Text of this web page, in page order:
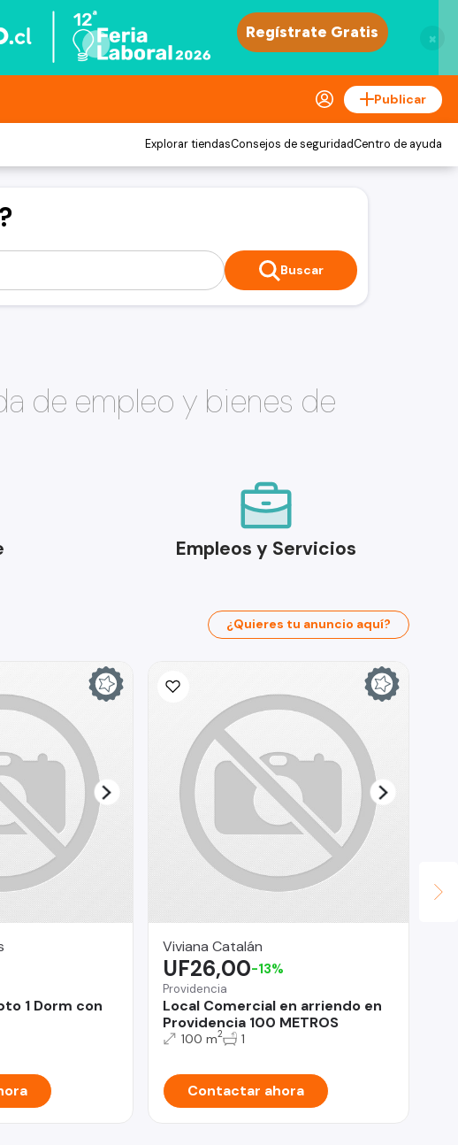
×
Publicar
Explorar tiendasConsejos de seguridadCentro de ayuda
Buscar
de empleo y bienes de
Empleos y Servicios
¿Quieres tu anuncio aquí?
1 Dorm con
Viviana Catalán
Providencia
Local Comercial en arriendo en
Providencia 100 METROS
UF26,00-13%
100 m2 1
Contactar ahora